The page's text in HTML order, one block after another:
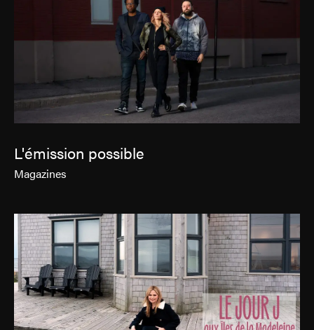
L'émission possible
Magazines